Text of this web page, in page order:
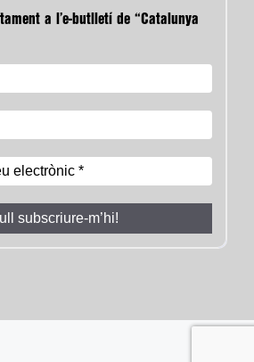
a l’e-butlletí de “Catalunya